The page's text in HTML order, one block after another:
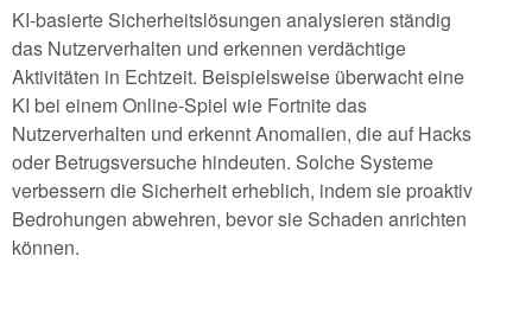
KI-basierte Sicherheitslösungen analysieren ständig
das Nutzerverhalten und erkennen verdächtige
Aktivitäten in Echtzeit. Beispielsweise überwacht eine
KI bei einem Online-Spiel wie Fortnite das
Nutzerverhalten und erkennt Anomalien, die auf Hacks
oder Betrugsversuche hindeuten. Solche Systeme
verbessern die Sicherheit erheblich, indem sie proaktiv
Bedrohungen abwehren, bevor sie Schaden anrichten
können.